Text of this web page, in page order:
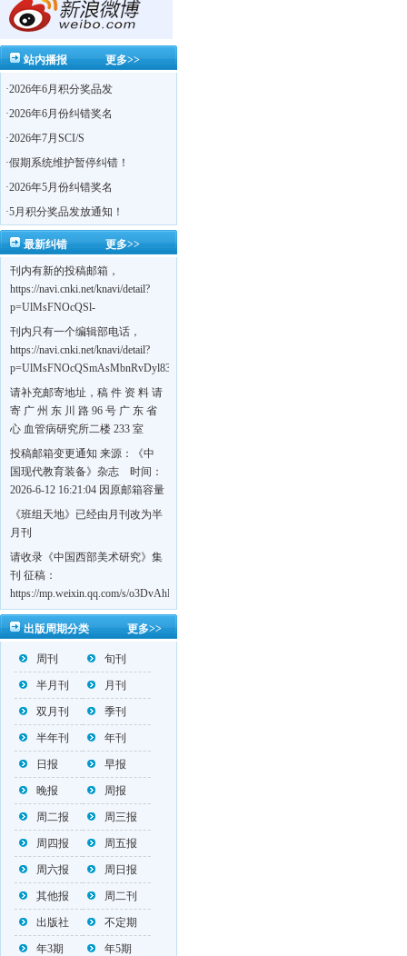
更多>>
站内播报
·2026年6月积分奖品发
·2026年6月份纠错奖名
·2026年7月SCI/S
·假期系统维护暂停纠错！
·2026年5月份纠错奖名
·5月积分奖品发放通知！
更多>>
最新纠错
刊内有新的投稿邮箱，
https://navi.cnki.net/knavi/detail?
p=UlMsFNOcQSl-
刊内只有一个编辑部电话，
https://navi.cnki.net/knavi/detail?
p=UlMsFNOcQSmAsMbnRvDyl83fGGu5dcrBYtF-
w7VFJdSWT5tem1RQ5W2sC5HRG-
S8mH75DuljrTVfVeoXxT4L0b-
Yrk7HaGd7C2w5FD7nrnLRR5Q57zsTTQ==&uniplatform=NZKPT&language=CHS
请补充邮寄地址，稿 件 资 料 请
寄 广 州 东 川 路 96 号 广 东 省
心 血管病研究所二楼 233 室
《岭南心血管病杂志》编辑部
收，
https://navi.cnki.net/knavi/detail?
BMxk-
109PkA==&uniplatform=NZKPT&language=CHS
投稿邮箱变更通知 来源：《中
国现代教育装备》杂志 时间：
2026-6-12 16:21:04 因原邮箱容量
有限，自即日起停止使用，我刊
投稿邮箱变更为 高教投稿邮
邮箱：bedu@cmee.net.cn
《班组天地》已经由月刊改为半
月刊
请收录《中国西部美术研究》集
刊 征稿：
https://mp.weixin.qq.com/s/o3DvAhL6jtTS9ASccwcwPQ
第一辑：
https://mp.weixin.qq.com/s/_w2OMIu6Gs1QL0b_JWhZAQ
更多>>
出版周期分类
周刊 旬刊
半月刊 月刊
双月刊 季刊
半年刊 年刊
日报 早报
晚报 周报
周二报 周三报
周四报 周五报
周六报 周日报
其他报 周二刊
出版社 不定期
年3期 年5期